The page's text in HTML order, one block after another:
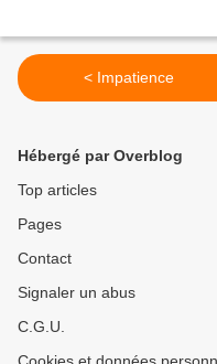
< Impatience
Hébergé par Overblog
Top articles
Pages
Contact
Signaler un abus
C.G.U.